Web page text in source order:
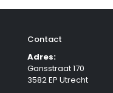
€ 17,95. € 13,95.
Contact
Adres:
Gansstraat 170
3582 EP Utrecht